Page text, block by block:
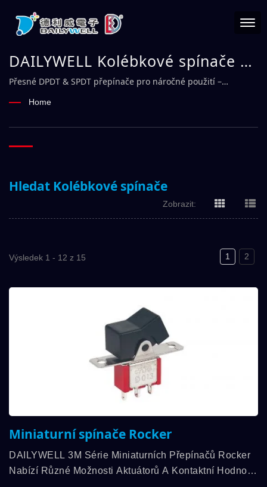
DAILYWELL Kolébkové spínače |
Důvěryhodný výrobce
elektromagnetických spínačů –
DAILYWELL
Přesné DPDT & SPDT přepínače pro náročné použití –
Home
Hledat Kolébkové spínače
Zobrazit:
Výsledek 1 - 12 z 15 1 2
Miniaturní spínače Rocker
DAILYWELL 3M Série Miniaturních Přepínačů Rocker
Nabízí Různé Možnosti Aktuátorů A Kontaktní Hodnoty